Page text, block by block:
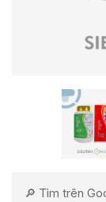
🔎 Tìm trên